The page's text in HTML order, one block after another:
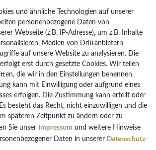
und ähnliche Technologien auf unserer
personenbezogene Daten von
Webseite (z.B. IP-Adresse), um z.B. Inhalte
Medien von Drittanbietern
auf unsere Website zu analysieren. Die
erst durch gesetzte Cookies. Wir teilen
die wir in den Einstellungen benennen.
kann mit Einwilligung oder aufgrund eines
erfolgen. Die Zustimmung kann erteilt oder
besteht das Recht, nicht einzuwilligen und die
späteren Zeitpunkt zu ändern oder zu
Sie unser Impressum und weitere Hinweise
Daten in unserer Daten­schutz­